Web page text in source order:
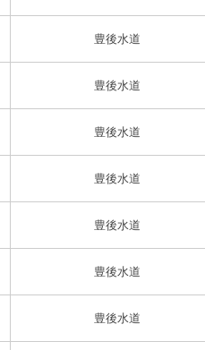
豊後水道
豊後水道
豊後水道
豊後水道
豊後水道
豊後水道
豊後水道